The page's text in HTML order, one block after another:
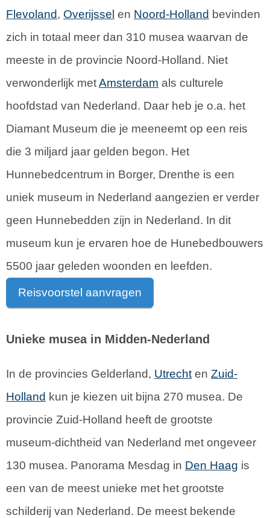
Flevoland, Overijssel en Noord-Holland bevinden
zich in totaal meer dan 310 musea waarvan de
meeste in de provincie Noord-Holland. Niet
verwonderlijk metAmsterdam als culturele
hoofdstad van Nederland. Daar heb je o.a. het
Diamant Museum die je meeneemt op een reis
die 3 miljard jaar gelden begon. Het
Hunnebedcentrum in Borger, Drenthe is een
uniek museum in Nederland aangezien er verder
geen Hunnebedden zijn in Nederland. In dit
museum kun je ervaren hoe de Hunebedbouwers
5500 jaar geleden woonden en leefden.
Reisvoorstel aanvragen
Unieke musea in Midden-Nederland
In de provincies Gelderland, Utrecht en Zuid-
Holland kun je kiezen uit bijna 270 musea. De
provincie Zuid-Holland heeft de grootste
museum-dichtheid van Nederland met ongeveer
130 musea. Panorama Mesdag in Den Haag is
een van de meest unieke met het grootste
schilderij van Nederland. De meest bekende